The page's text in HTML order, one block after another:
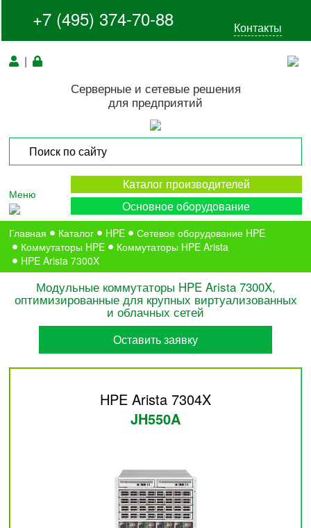
+7 (495) 374-70-88 Контакты
|
Серверные и сетевые решения
для предприятий
Меню
Каталог производителей
Основное оборудование
Главная Каталог HPE
Сетевое оборудование HPE
Коммутаторы HPE
Коммутаторы HPE Arista
HPE Arista 7300X
Модульные коммутаторы HPE Arista 7300X,
оптимизированные для крупных виртуализованных
и облачных сетей
Оставить заявку
HPE Arista 7304X
JH550A